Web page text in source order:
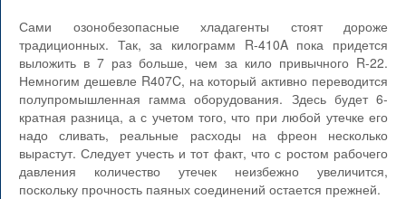
Сами озонобезопасные хладагенты стоят дороже
традиционных. Так, за килограмм R-410A пока придется
выложить в 7 раз больше, чем за кило привычного R-22.
Немногим дешевле R407C, на который активно переводится
полупромышленная гамма оборудования. Здесь будет 6-
кратная разница, а с учетом того, что при любой утечке его
надо сливать, реальные расходы на фреон несколько
вырастут. Следует учесть и тот факт, что с ростом рабочего
давления количество утечек неизбежно увеличится,
поскольку прочность паяных соединений остается прежней.